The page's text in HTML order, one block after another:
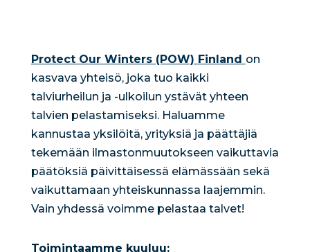
Protect Our Winters (POW) Finland on
kasvava yhteisö, joka tuo kaikki
talviurheilun ja -ulkoilun ystävät yhteen
talvien pelastamiseksi. Haluamme
kannustaa yksilöitä, yrityksiä ja päättäjiä
tekemään ilmastonmuutokseen vaikuttavia
päätöksiä päivittäisessä elämässään sekä
vaikuttamaan yhteiskunnassa laajemmin.
Vain yhdessä voimme pelastaa talvet!
Toimintaamme kuuluu: